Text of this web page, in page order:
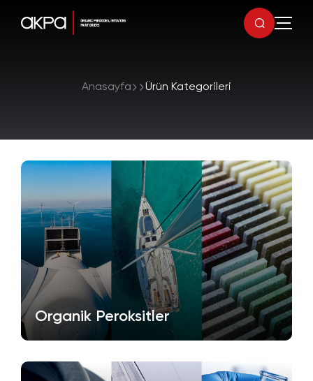
Anasayfa Ürün Kategorileri
Organik Peroksitler